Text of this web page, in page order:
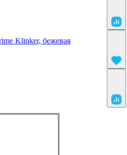
Klinker, бежевая